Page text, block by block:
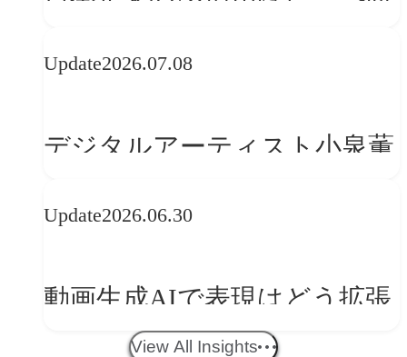
レンドに見る「人間中心」へ
Update2026.07.08
デジタルアーティスト小泉薫
ークフロー設計と「ノイズと
Update2026.06.30
動画生成AIで表現はどう拡張
する？映像ディレクター橋本
View All Insights